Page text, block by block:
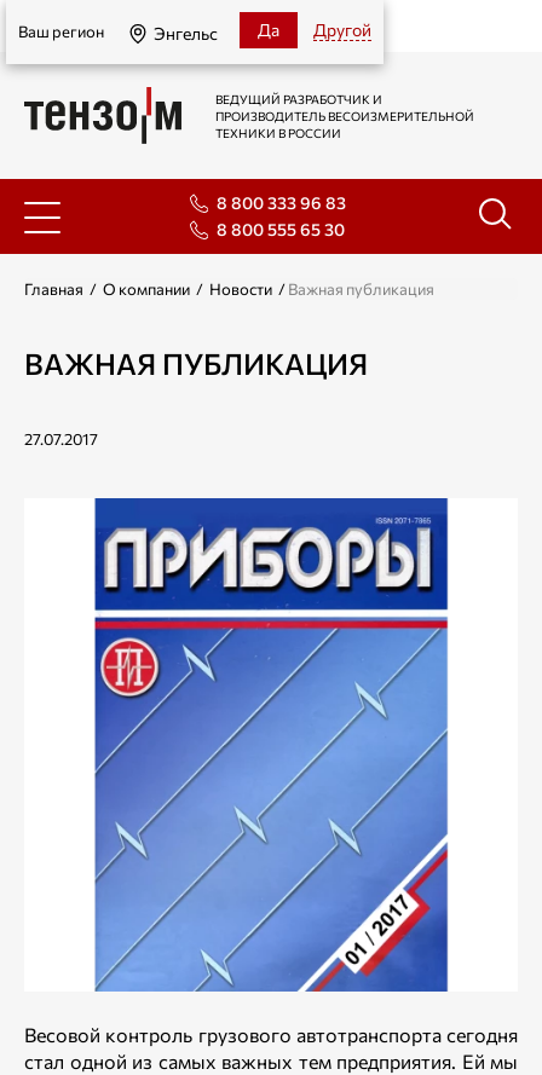
Энгельс
Ваш регион Энгельс Да Другой
ВЕДУЩИЙ РАЗРАБОТЧИК И
ПРОИЗВОДИТЕЛЬ ВЕСОИЗМЕРИТЕЛЬНОЙ
ТЕХНИКИ В РОССИИ
8 800 333 96 83
8 800 555 65 30
Главная / О компании / Новости /Важная публикация
ВАЖНАЯ ПУБЛИКАЦИЯ
27.07.2017
Весовой контроль грузового автотранспорта сегодня
стал одной из самых важных тем предприятия. Ей мы